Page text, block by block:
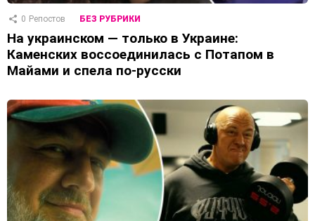
0 Репостов БЕЗ РУБРИКИ
На украинском — только в Украине:
Каменских воссоединилась с Потапом в
Майами и спела по-русски